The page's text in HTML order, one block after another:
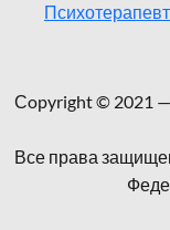
Сopyright © 2021 —
Все права